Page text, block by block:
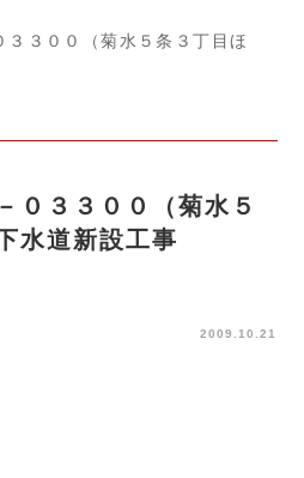
３００（菊水５条３丁目ほ
０３３００（菊水５
水道新設工事
2009.10.21